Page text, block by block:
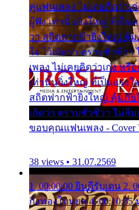
คู่แฟนเพลง ไม่เคยคิดว่า
ผู้ฟัง เท่านั้นยิ่งใหญ่ ที่เป็น
วา สถิตฟากฟ้ายิ่งใหญ่ คุ้ม
ใจ ไว้เถิดว่า ตราบชั่วชีว
เพลง ไม่เคยคิดว่าเก่ง ห
เท่านั้นยิ่งใหญ่ ที่เป็นแรงใ
สถิตฟากฟ้ายิ่งใหญ่ คุ้มภัย
เถิดว่า ตราบชั่วชีวา ไม่ลื
ขอบคุณแฟนเพลง - Cover
38 views • 31.07.2569
1. 00:00:00 ยินดีรับเดน 2.
กิ่งทองใบหยก 4. 00:10:35